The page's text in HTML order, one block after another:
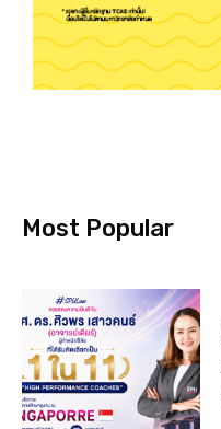
Most Popular